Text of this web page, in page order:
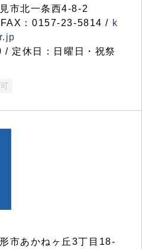
市北一条西4-8-2
：0157-23-5814 / k
定休日：日曜日・祝祭
市あかねヶ丘3丁目18-